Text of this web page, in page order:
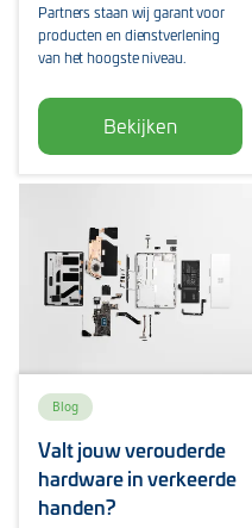
Partners staan wij garant voor
producten en dienstverlening
van het hoogste niveau.
Bekijken
Blog
Valt jouw verouderde
hardware in verkeerde
handen?